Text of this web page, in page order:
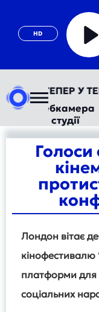
HD
Play
ТЕПЕР У
Вебкамера
студії
Голоси
Лондон вітає
кінофестивалю
платформи для
соціальних